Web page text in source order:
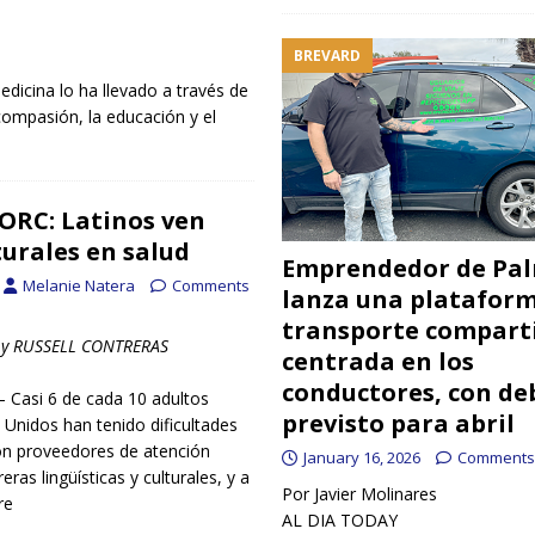
lo ha llevado a través de
la educación y el
Latinos ven
en salud
Melanie Natera Comments
CONTRERAS
Casi 6 de cada 10 adultos
han tenido dificultades
proveedores de atención
lingüísticas y culturales, y a
BREVARD
Emprendedor de
lanza una
transporte
centrada en los
conductores, con
previsto para abril
January 16, 2026
Por Javier Molinares
AL DIA TODAY